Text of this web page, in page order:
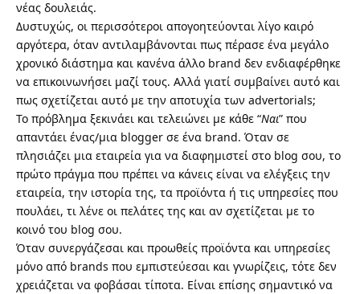
νέας δουλειάς.
Δυστυχώς, οι περισσότεροι απογοητεύονται λίγο καιρό
αργότερα, όταν αντιλαμβάνονται πως πέρασε ένα μεγάλο
χρονικό διάστημα και κανένα άλλο brand δεν ενδιαφέρθηκε
να επικοινωνήσει μαζί τους. Αλλά γιατί συμβαίνει αυτό και
πως σχετίζεται αυτό με την αποτυχία των advertorials;
Το πρόβλημα ξεκινάει και τελειώνει με κάθε “Ναι” που
απαντάει ένας/μια blogger σε ένα brand. Όταν σε
πλησιάζει μια εταιρεία για να διαφημιστεί στο blog σου, το
πρώτο πράγμα που πρέπει να κάνεις είναι να ελέγξεις την
εταιρεία, την ιστορία της, τα προϊόντα ή τις υπηρεσίες που
πουλάει, τι λένε οι πελάτες της και αν σχετίζεται με το
κοινό του blog σου.
Όταν συνεργάζεσαι και προωθείς προϊόντα και υπηρεσίες
μόνο από brands που εμπιστεύεσαι και γνωρίζεις, τότε δεν
χρειάζεται να φοβάσαι τίποτα. Είναι επίσης σημαντικό να